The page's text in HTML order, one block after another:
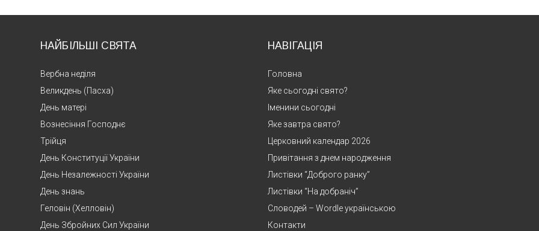
НАЙБІЛЬШІ СВЯТА
Вербна неділя
Великдень (Пасха)
День матері
Вознесіння Господнє
Трійця
День Конституції України
День Незалежності України
День знань
Геловін (Хелловін)
День Збройних Сил України
НАВІГАЦІЯ
Головна
Яке сьогодні свято?
Іменини сьогодні
Яке завтра свято?
Церковний календар 2026
Привітання з днем народження
Листівки “Доброго ранку”
Листівки “На добраніч”
Словодей – Wordle українською
Контакти